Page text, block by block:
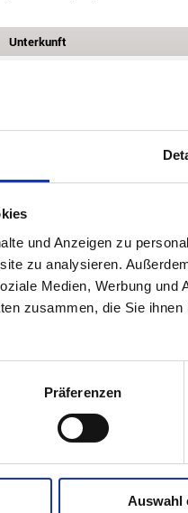
und Anzeigen zu
zu analysieren.
Medien, Werbung
zusammen, die Sie
Präferenzen
Auswahl
Unterkunft
seine immense Artenvielfalt
Inseln, als auch der offene
Die zwei nagelneuen Aluboote
Angelstellen.
Dorsche, Rotbarsche, Leng,
Rinnen des Frøyafjordes lohnt
an denen
Unglaubliche Drills an